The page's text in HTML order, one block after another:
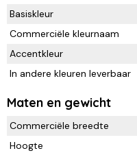
Basiskleur
Commerciële kleurnaam
Accentkleur
In andere kleuren leverbaar
Maten en gewicht
Commerciële breedte
Hoogte